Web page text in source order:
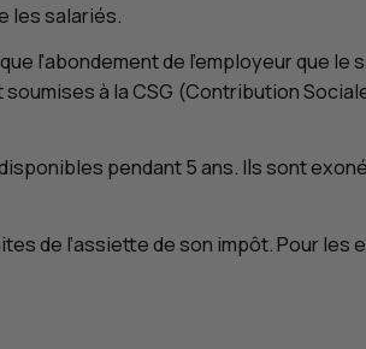
les salariés.
l'abondement de l'employeur que
à laCSG (Contribution
pendant 5 ans. Ils sont
de l’assiette de son impôt. Pour